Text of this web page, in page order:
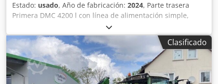
Estado: usado, Año de fabricación: 2024, Parte trasera
Primera DMC 4200 l con línea de alimentación simple,
distribuidores Single-Shoot para 16 filas, plataforma de
carga larga para parte trasera, lanza con pie de apoyo
abatible, enganche de brazo inferior categoría 3, eje con
freno y freno de estacionamiento, sistema de frenos
neumáticos de doble línea. Codpfx Ajuhnwvjqverf
Clasificado